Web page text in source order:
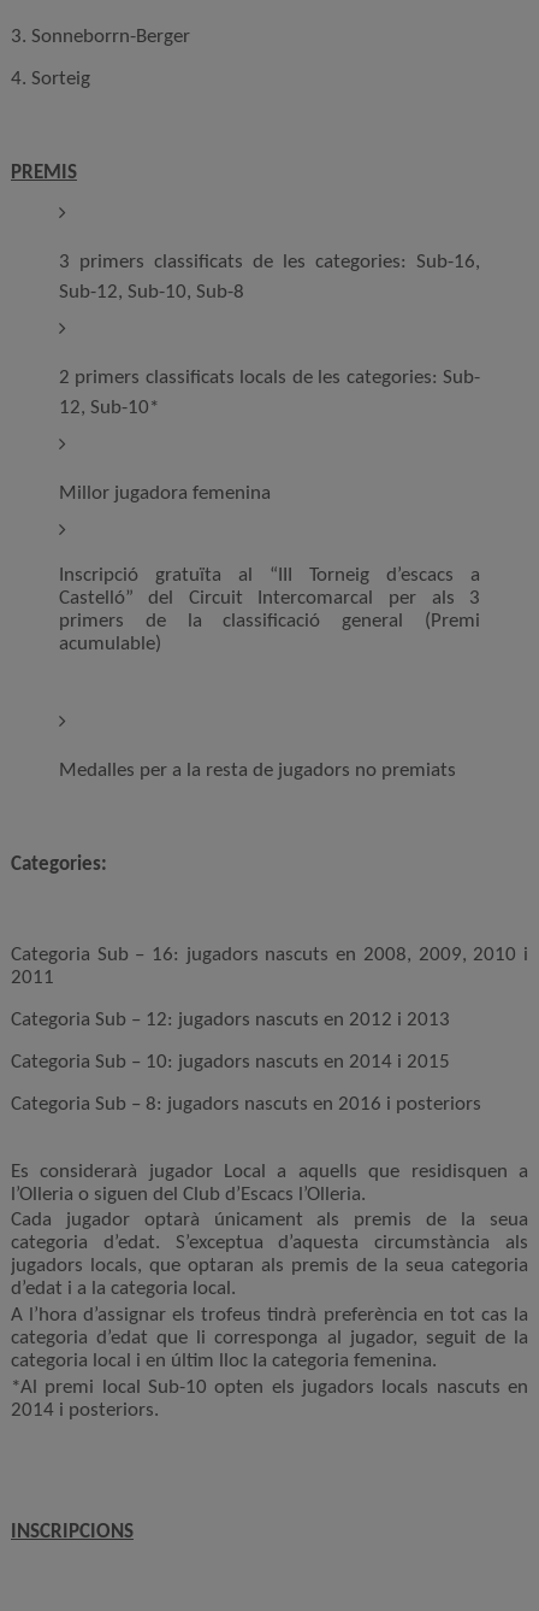
3. Sonneborrn-Berger
4. Sorteig
PREMIS
3 primers classificats de les categories: Sub-16,
Sub-12, Sub-10, Sub-8
2 primers classificats locals de les categories: Sub-
12, Sub-10*
Millor jugadora femenina
Inscripció gratuïta al “III Torneig d’escacs a
Castelló” del Circuit Intercomarcal per als 3
primers de la classificació general (Premi
acumulable)
Medalles per a la resta de jugadors no premiats
Categories:
Categoria Sub – 16: jugadors nascuts en 2008, 2009, 2010 i
2011
Categoria Sub – 12: jugadors nascuts en 2012 i 2013
Categoria Sub – 10: jugadors nascuts en 2014 i 2015
Categoria Sub – 8: jugadors nascuts en 2016 i posteriors
Es considerarà jugador Local a aquells que residisquen a
l’Olleria o siguen del Club d’Escacs l’Olleria.
Cada jugador optarà únicament als premis de la seua
categoria d’edat. S’exceptua d’aquesta circumstància als
jugadors locals, que optaran als premis de la seua categoria
d’edat i a la categoria local.
A l’hora d’assignar els trofeus tindrà preferència en tot cas la
categoria d’edat que li corresponga al jugador, seguit de la
categoria local i en últim lloc la categoria femenina.
*Al premi local Sub-10 opten els jugadors locals nascuts en
2014 i posteriors.
INSCRIPCIONS